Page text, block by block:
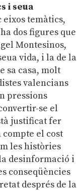
i seua
eixos temàtics,
dos figures que
Montesinos,
vida, i la de la
sa casa, molt
valencians
pressions
se el
justificat fer
el cost
les històries
desinformació i
conseqüències
després de la